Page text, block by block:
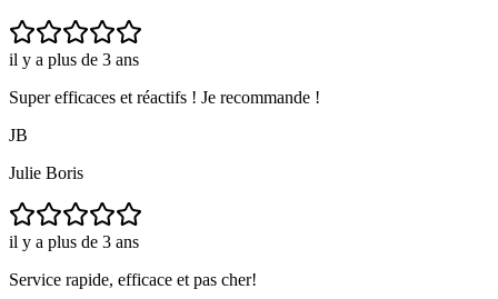
il y a plus de 3 ans
Super efficaces et réactifs ! Je recommande !
JB
Julie Boris
il y a plus de 3 ans
Service rapide, efficace et pas cher!